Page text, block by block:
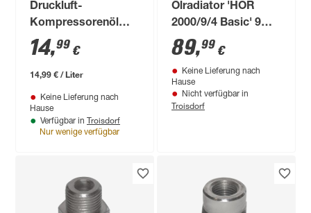
Druckluft-
Kompressorenöl
1000 ml
14,99 €
14,99 € / Liter
Keine Lieferung nach
Hause
Verfügbar in Troisdorf
Nur wenige verfügbar
Ölradiator 'HOR
2000/9/4 Basic' 9
Rippen, 2000 W
89,99 €
Keine Lieferung nach
Hause
Nicht verfügbar in
Troisdorf